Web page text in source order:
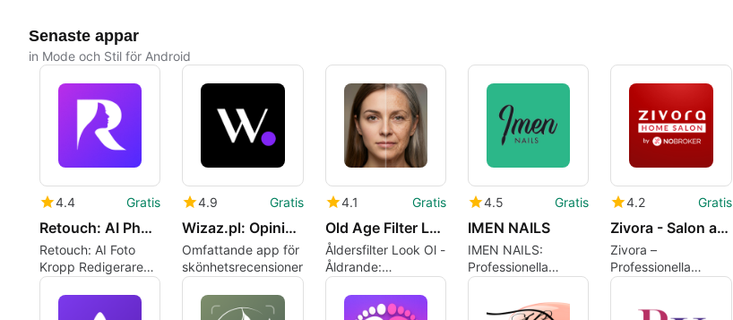
Senaste appar
in Mode och Stil för Android
4.4 Gratis
Retouch: AI Photo Body Editor
Retouch: AI Foto
Kropp Redigerare
för snabba,
naturliga sociala
4.9 Gratis
Wizaz.pl: Opinie o kosmetykach
Omfattande app för
skönhetsrecensioner
4.1 Gratis
Old Age Filter Look Ol - Aging
Åldersfilter Look Ol -
Åldrande:
Realistiska
åldrandeeffekter för
4.5 Gratis
IMEN NAILS
IMEN NAILS:
Professionella
material, utbildning
4.2 Gratis
Zivora - Salon at Home
Zivora –
Professionella
skönhetstjänster